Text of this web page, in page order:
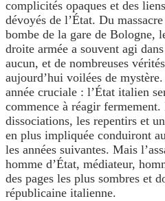
complicités opaques et des
dévoyés de l’État. Du
bombe de la gare de Bologne,
droite armée a souvent agi
aucun, et de nombreuses
aujourd’hui voilées de
année cruciale : l’État italien
commence à réagir
dissociations, les repentirs et
en plus impliquée conduiront
les années suivantes. Mais
homme d’État, médiateur,
des pages les plus sombres et
républicaine italienne.